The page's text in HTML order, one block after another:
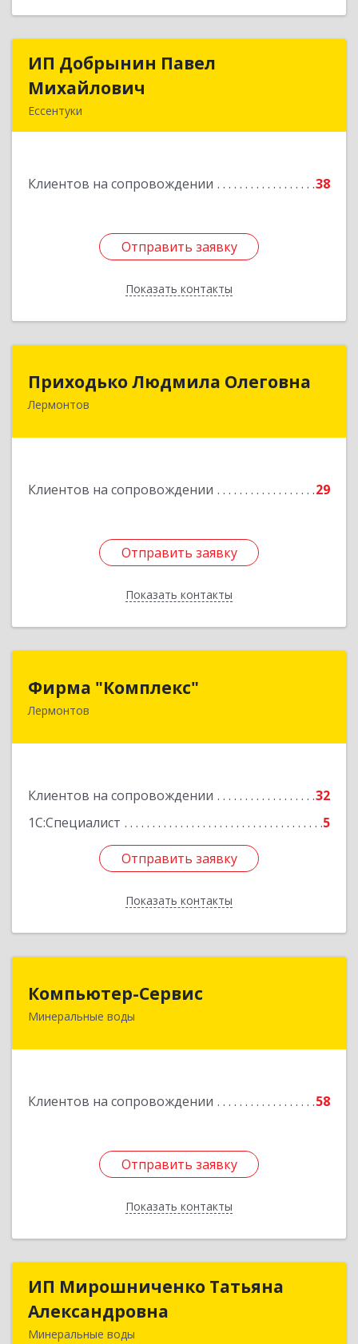
ИП Добрынин Павел
Михайлович
Ессентуки
Клиентов на сопровождении 38
Отправить заявку
Показать контакты
ИП Добрынин Павел
Отправить заявку
Назад
Приходько Людмила Олеговна
Лермонтов
Клиентов на сопровождении 29
Отправить заявку
Показать контакты
357341, Лермонтов г, П.Лумумбы ул, дом №
Отправить заявку
Назад
Фирма "Комплекс"
Лермонтов
Клиентов на сопровождении
32
1С:Специалист
5
Отправить заявку
Показать контакты
357348, Ставропольский край, Лермонтов г,
Отправить заявку
Назад
Компьютер-Сервис
Минеральные воды
Клиентов на сопровождении 58
Отправить заявку
Показать контакты
357202, Ставропольский край, Минеральные
Отправить заявку
Назад
ИП Мирошниченко Татьяна
Александровна
Минеральные воды
ИП Мирошниченко Татьяна